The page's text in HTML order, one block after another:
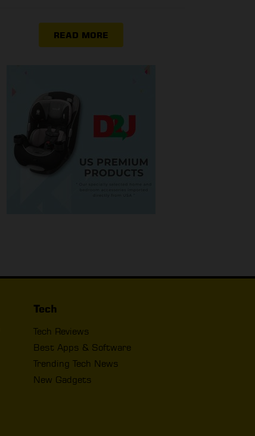
READ MORE
Tech
Tech Reviews
Best Apps & Software
Trending Tech News
New Gadgets